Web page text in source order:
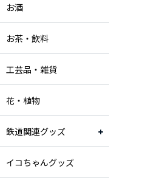
お酒
お茶・飲料
工芸品・雑貨
花・植物
鉄道関連グッズ
イコちゃんグッズ